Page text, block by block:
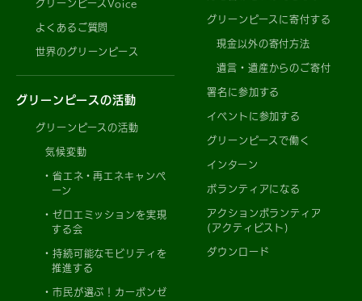
グリーンピースVoice
よくあるご質問
世界のグリーンピース
グリーンピースの活動
グリーンピースの活動
気候変動
省エネ・再エネキャンペ
ーン
ゼロエミッションを実現
する会
持続可能なモビリティを
推進する
市民が選ぶ！カーボンゼ
グリーンピースに寄付する
現金以外の寄付方法
遺言・遺産からのご寄付
署名に参加する
イベントに参加する
グリーンピースで働く
インターン
ボランティアになる
アクションボランティア
(アクティビスト)
ダウンロード